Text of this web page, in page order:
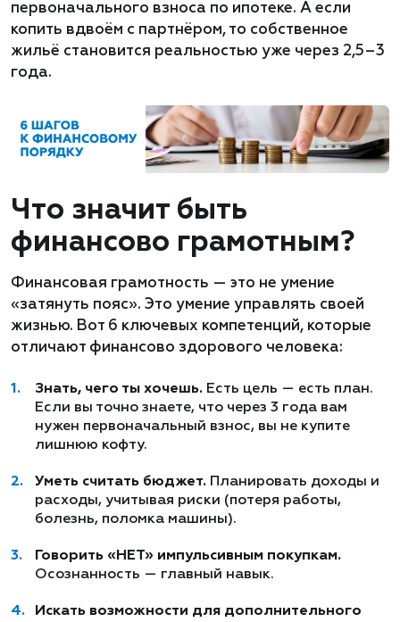
первоначального взноса по ипотеке. А если
копить вдвоём с партнёром, то собственное
жильё становится реальностью уже через 2,5–3
года.
Что значит быть
финансово грамотным?
Финансовая грамотность — это не умение
«затянуть пояс». Это умение управлять своей
жизнью. Вот 6 ключевых компетенций, которые
отличают финансово здорового человека:
Знать, чего ты хочешь. Есть цель — есть план.
Если вы точно знаете, что через 3 года вам
нужен первоначальный взнос, вы не купите
лишнюю кофту.
Уметь считать бюджет. Планировать доходы и
расходы, учитывая риски (потеря работы,
болезнь, поломка машины).
Говорить «НЕТ» импульсивным покупкам.
Осознанность — главный навык.
Искать возможности для дополнительного